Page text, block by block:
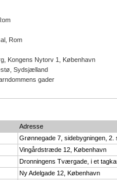
Rom
Kongens Nytorv 1, København
Sydsjælland
gader
Adresse
Grønnegade 7, sidebygningen, 2.
Vingårdstræde 12, København
Dronningens Tværgade, i et
Ny Adelgade 12, København